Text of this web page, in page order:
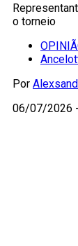
o torneio
Por
06/07/2026